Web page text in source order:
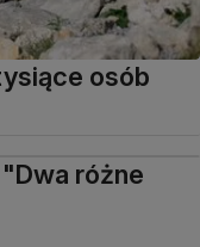
osób
różne